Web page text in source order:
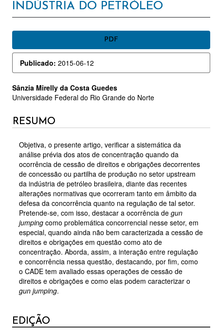
INDÚSTRIA DO PETRÓLEO
LATERAL
DE
ARTIGOS
PDF
Publicado: 2015-06-12
CONTEÚDO
ARTIGO
PRINCIPAL
Sânzia Mirelly da Costa Guedes
Universidade Federal do Rio Grande do Norte
RESUMO
Objetiva, o presente artigo, verificar a sistemática da
análise prévia dos atos de concentração quando da
ocorrência de cessão de direitos e obrigações decorrentes
de concessão ou partilha de produção no setor upstream
da indústria de petróleo brasileira, diante das recentes
alterações normativas que ocorreram tanto em âmbito da
defesa da concorrência quanto na regulação de tal setor.
Pretende-se, com isso, destacar a ocorrência de gun
jumping como problemática concorrencial nesse setor, em
especial, quando ainda não bem caracterizada a cessão de
direitos e obrigações em questão como ato de
concentração. Aborda, assim, a interação entre regulação
e concorrência nessa questão, destacando, por fim, como
o CADE tem avaliado essas operações de cessão de
direitos e obrigações e como elas podem caracterizar o
gun jumping.
DETALHES
EDIÇÃO